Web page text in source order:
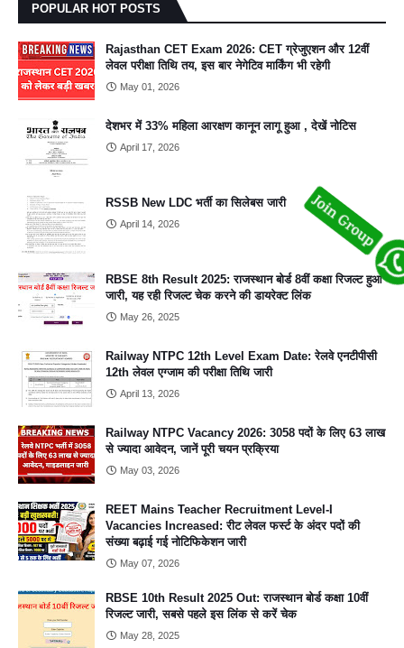
POPULAR HOT POSTS
Rajasthan CET Exam 2026: CET ग्रेजुएशन और 12वीं
लेवल परीक्षा तिथि तय, इस बार नेगेटिव मार्किंग भी रहेगी
May 01, 2026
देशभर में 33% महिला आरक्षण कानून लागू हुआ , देखें नोटिस
April 17, 2026
RSSB New LDC भर्ती का सिलेबस जारी
April 14, 2026
RBSE 8th Result 2025: राजस्थान बोर्ड 8वीं कक्षा रिजल्ट हुआ
जारी, यह रही रिजल्ट चेक करने की डायरेक्ट लिंक
May 26, 2025
Railway NTPC 12th Level Exam Date: रेलवे एनटीपीसी
12th लेवल एग्जाम की परीक्षा तिथि जारी
April 13, 2026
Railway NTPC Vacancy 2026: 3058 पदों के लिए 63 लाख
से ज्यादा आवेदन, जानें पूरी चयन प्रक्रिया
May 03, 2026
REET Mains Teacher Recruitment Level-I
Vacancies Increased: रीट लेवल फर्स्ट के अंदर पदों की
संख्या बढ़ाई गई नोटिफिकेशन जारी
May 07, 2026
RBSE 10th Result 2025 Out: राजस्थान बोर्ड कक्षा 10वीं
रिजल्ट जारी, सबसे पहले इस लिंक से करें चेक
May 28, 2025